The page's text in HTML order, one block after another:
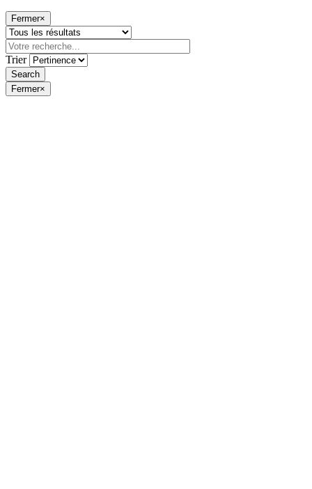
Fermer×
Trier
Fermer×